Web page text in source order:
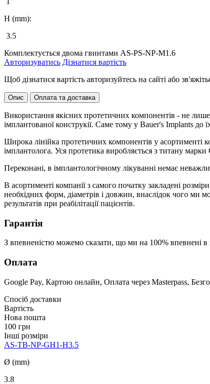
H (mm):
3.5
Комплектується двома гвинтами AS-PS-NP-M1.6
Авторизуватись Дізнатися вартість
Щоб дізнатися вартість авторизуйтесь на сайті або
Опис Оплата та доставка
Використання якісних протетичних компонентів - не лише
імплантованої конструкії. Саме тому у Bauer's Implants
Широка лінійка протетичних компонентів у асортименті
імплантолога. Уся протетика виробляється з титану
Переконані, в імплантологічному лікуванні немає
В асортименті компанії з самого початку закладені
необхідних форм, діаметрів і довжин, внаслідок чого
результатів при реабілітації пацієнтів.
Гарантія
З впевненістю можемо сказати, що ми на 100% впевнені в
Оплата
Google Pay, Картою онлайн, Оплата через Masterpass,
Спосіб доставки
Вартість
Нова пошта
100 грн
Інші розміри
AS-TB-NP-GH1-H3.5
Ø (mm)
3.8